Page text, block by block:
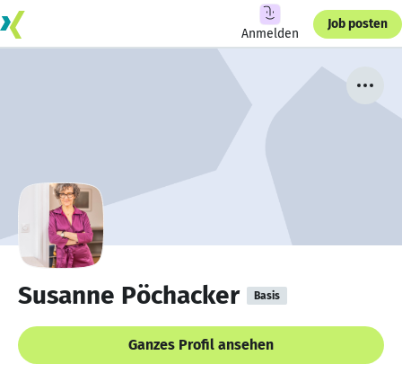
Anmelden
Job posten
Susanne Pöchacker Basis
Ganzes Profil ansehen